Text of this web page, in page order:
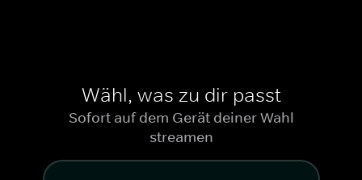
Wähl, was zu dir passt
Sofort auf dem Gerät deiner Wahl
streamen